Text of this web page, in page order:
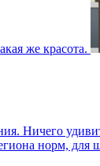
же красота.
Ничего
норм, для